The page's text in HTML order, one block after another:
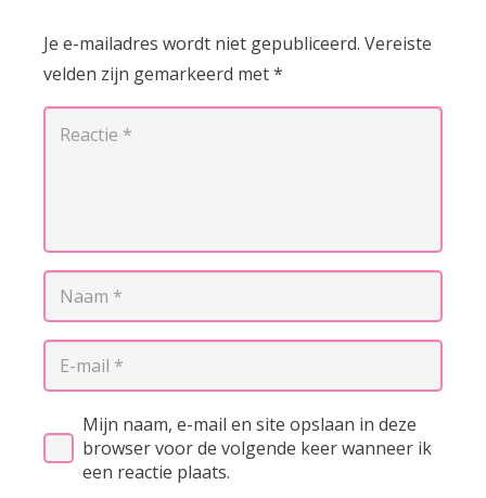
Je e-mailadres wordt niet gepubliceerd. Vereiste
velden zijn gemarkeerd met*
Mijn naam, e-mail en site opslaan in deze
browser voor de volgende keer wanneer ik
een reactie plaats.